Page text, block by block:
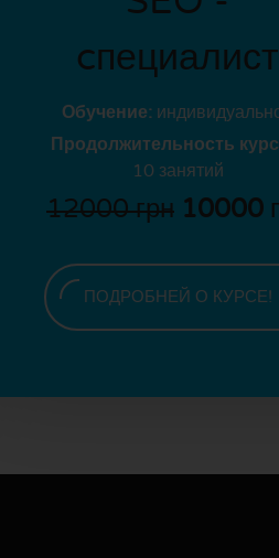
cпециалист
Обучение:
Продолжительность
10 занятий
12000 грн 10000
ПОДРОБНЕЙ О КУРСЕ!